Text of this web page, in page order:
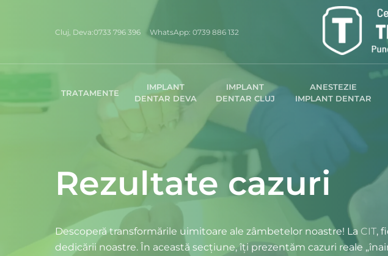
Cluj, Deva:0733 796 396 WhatsApp: 0739 886 132
TRATAMENTE
IMPLANT
DENTAR DEVA
IMPLANT
DENTAR CLUJ
ANESTEZIE
IMPLANT DENTAR
Rezultate cazuri
Descoperă transformările uimitoare ale zâmbetelor noastre! La CIT,
dedicării noastre. În această secțiune, îți prezentăm cazuri reale